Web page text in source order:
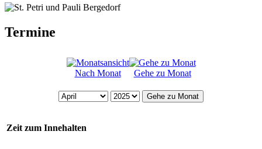
Termine
Nach Monat Gehe zu Monat
Gehe zu Monat
Zeit zum Innehalten